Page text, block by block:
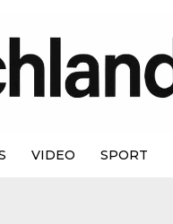
VIDEO SPORT